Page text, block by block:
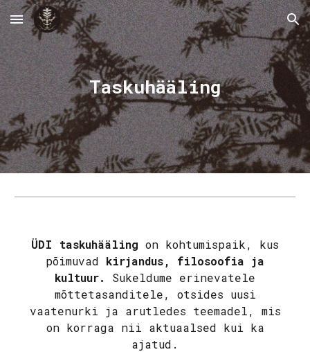
Skip to main content Skip to navigation
Taskuhääling
ÜDI taskuhääling on kohtumispaik, kus
põimuvad kirjandus, filosoofia ja
kultuur.
Sukeldume erinevatele
mõttetasanditele, otsides uusi
vaatenurki ja arutledes teemadel, mis
on korraga nii aktuaalsed kui ka
ajatud.